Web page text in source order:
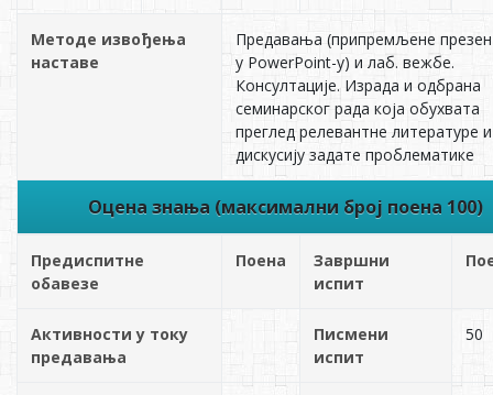
Методе извођења
наставе
Предавања (припремљене
у PowerPoint-у) и лаб. вежбе.
Консултације. Израда и одбрана
семинарског рада која обухвата
преглед релевантне литературе и
дискусију задате проблематике
Оцена знања (максимални број поена 100)
Предиспитне
обавезе
Поена
Завршни
испит
Активности у току
предавања
Писмени
испит
50